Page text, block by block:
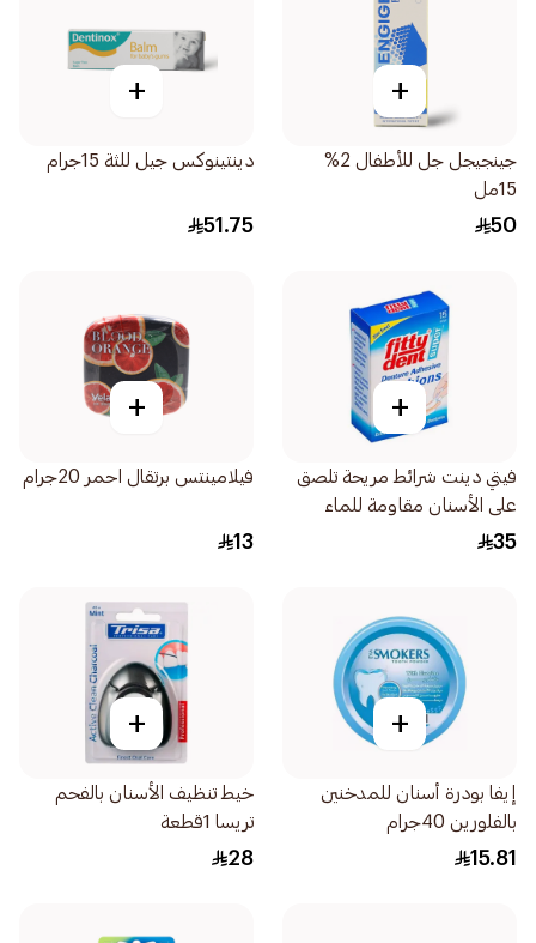
+
جينجيجل جل للأطفال 2%
15مل
50
+
دينتينوكس جيل للثة 15جرام
51.75
+
فيتي دينت شرائط مريحة تلصق
على الأسنان مقاومة للماء
15قطعة
35
+
فيلامينتس برتقال احمر 20جرام
13
+
إيفا بودرة أسنان للمدخنين
بالفلورين 40جرام
15.81
+
خيط تنظيف الأسنان بالفحم
تريسا 1قطعة
28